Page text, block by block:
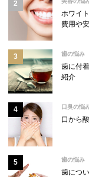
ホワイ
費用や
歯の悩み
歯に付
紹介
口臭の悩
口から
歯の悩み
歯につ